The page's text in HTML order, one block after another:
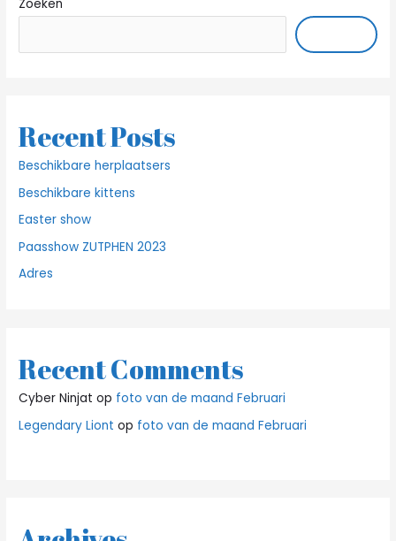
Zoeken
Recent Posts
Beschikbare herplaatsers
Beschikbare kittens
Easter show
Paasshow ZUTPHEN 2023
Adres
Recent Comments
Cyber Ninjat op foto van de maand Februari
Legendary Liont op foto van de maand Februari